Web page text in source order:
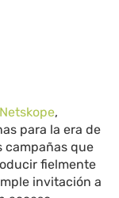
Netskope,
para la era de
campañas que
fielmente
invitación a